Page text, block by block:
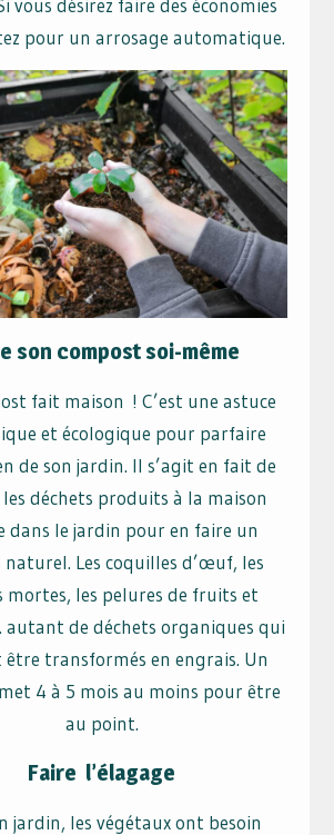
pour un arrosage automatique.
son compost soi-même
fait maison ! C’est une astuce
et écologique pour parfaire
de son jardin. Il s’agit en fait de
les déchets produits à la maison
dans le jardin pour en faire un
naturel. Les coquilles d’œuf, les
mortes, les pelures de fruits et
autant de déchets organiques qui
être transformés en engrais. Un
4 à 5 mois au moins pour être
au point.
Faire l’élagage
jardin, les végétaux ont besoin